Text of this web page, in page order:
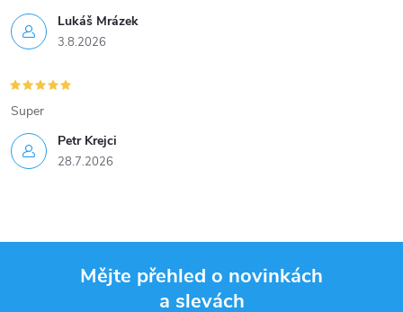
Lukáš Mrázek
3.8.2026
Petr Krejci
28.7.2026
Super
Mějte přehled o novinkách
a slevách